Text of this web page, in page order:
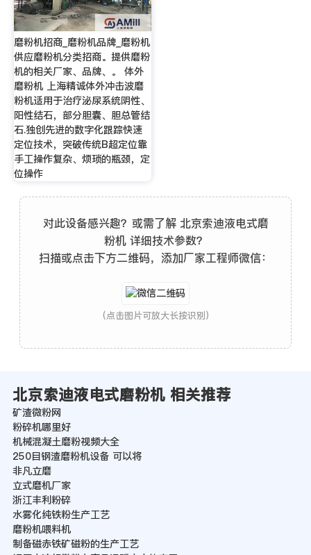
磨粉机招商_磨粉机品牌_磨粉机
供应磨粉机分类招商。提供磨粉
机的相关厂家、品牌、。 体外
磨粉机 上海精诚体外冲击波磨
粉机适用于治疗泌尿系统阴性、
阳性结石，部分胆囊、胆总管结
石.独创先进的数字化跟踪快速
定位技术，突破传统B超定位靠
手工操作复杂、烦琐的瓶颈，定
位操作
对此设备感兴趣？或需了解 北京索迪液电式磨
粉机 详细技术参数？
扫描或点击下方二维码，添加厂家工程师微信：
(点击图片可放大长按识别)
北京索迪液电式磨粉机 相关推荐
矿渣微粉网
粉碎机哪里好
机械混凝土磨粉视频大全
250目钢渣磨粉机设备 可以将
非凡立磨
立式磨机厂家
浙江丰利粉碎
水雾化纯铁粉生产工艺
磨粉机喂料机
制备磁赤铁矿磁粉的生产工艺